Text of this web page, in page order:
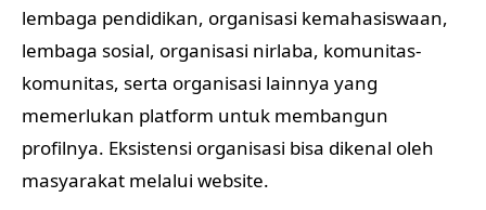
lembaga pendidikan, organisasi kemahasiswaan,
lembaga sosial, organisasi nirlaba, komunitas-
komunitas, serta organisasi lainnya yang
memerlukan platform untuk membangun
profilnya. Eksistensi organisasi bisa dikenal oleh
masyarakat melalui website.